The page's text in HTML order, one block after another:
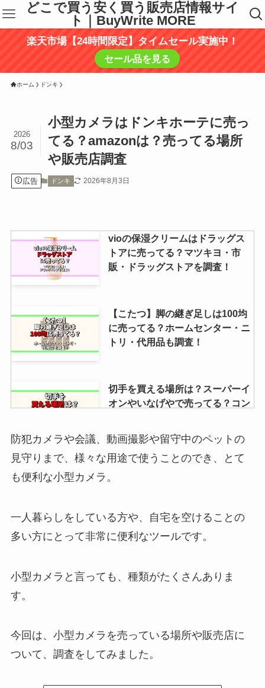
どこで買う安く買う販売店情報サイ
ト｜BuyWrite MORE
楽天市場【24時間限定】タイムセール実施中！
セール品を見る
ホーム ドンキ
小型カメラはドンキホーテに売っ
てる？amazonは？売ってる場所
や販売店調査
2026
8/03
広告 ドンキ 2026年8月3日
vioの保湿クリームはドラッグス
トアに売ってる？マツキヨ・市
販・ドラッグストアを調査！
【こたつ】脚の継ぎ足しは100均
に売ってる？ホームセンター・ニ
トリ・代用品も調査！
切手を買える場所は？スーパーイ
オンやいなげやで売ってる？コン
査！
方は？ver3の再販はある？どこで
メディプラスゲルが販売停止？な
う販売店を調査！
ない？売り場はどこ？売ってる場
所や代用品解説
防犯カメラや会議、動画撮影や留守中のペットの
見守りまで、様々な用途で使うことのでき、とて
も便利な小型カメラ。
一人暮らしをしている方や、自宅を空けることの
多い方にとって非常に便利なツールです。
小型カメラと言っても、種類がたくさんありま
す。
今回は、小型カメラを売っている場所や販売店に
ついて、調査をしてみました。